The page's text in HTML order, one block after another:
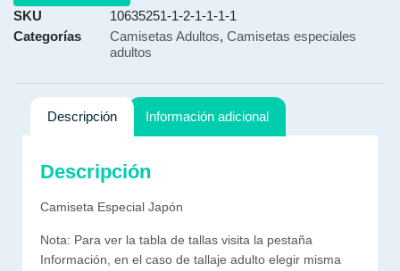
SKU
10635251-1-2-1-1-1-1
Categorías
Camisetas Adultos, Camisetas especiales
adultos
Descripción Información adicional
Descripción
Camiseta Especial Japón
Nota: Para ver la tabla de tallas visita la pestaña
Información, en el caso de tallaje adulto elegir misma